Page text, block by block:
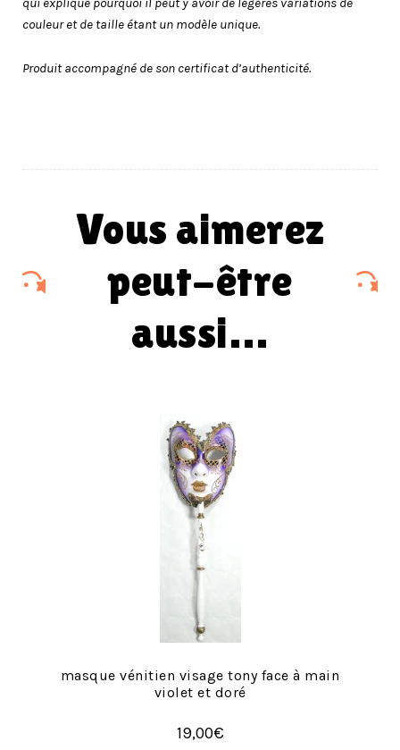
couleur et de taille étant un modèle unique.
Produit accompagné de son certificat d’authenticité.
vous aimerez
peut-être
aussi…
masque vénitien visage tony face à main
violet et doré
19,00€